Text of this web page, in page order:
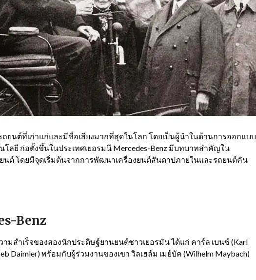
ยนต์ที่เก่าแก่และมีชื่อเสียงมากที่สุดในโลก โดยเป็นผู้นำในด้านการออกแบบ
ลยี ก่อตั้งขึ้นในประเทศเยอรมนี Mercedes-Benz มีบทบาทสำคัญใน
ต์ โดยมีจุดเริ่มต้นจากการพัฒนาเครื่องยนต์สันดาปภายในและรถยนต์คัน
Benz
มสำเร็จของสองนักประดิษฐ์ยานยนต์ชาวเยอรมัน ได้แก่ คาร์ล เบนซ์ (Karl
Daimler)พร้อมกับผู้ร่วมงานของเขา วิลเฮล์ม เมย์บัค (Wilhelm Maybach)